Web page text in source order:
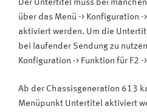
Der Untertitel muss bei
über das Menü -> Konfiguration
aktiviert werden. Um die
bei laufender Sendung zu
Konfiguration -> Funktion für F2
Ab der Chassisgeneration 613
Menüpunkt Untertitel aktiviert